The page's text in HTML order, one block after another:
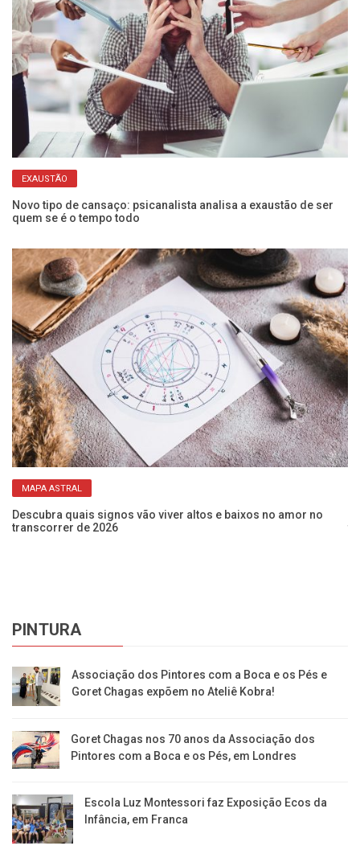
EXAUSTÃO
Novo tipo de cansaço: psicanalista analisa a exaustão de ser
quem se é o tempo todo
MAPA ASTRAL
Descubra quais signos vão viver altos e baixos no amor no
transcorrer de 2026
PINTURA
Associação dos Pintores com a Boca e os Pés e
Goret Chagas expõem no Ateliê Kobra!
Goret Chagas nos 70 anos da Associação dos
Pintores com a Boca e os Pés, em Londres
Escola Luz Montessori faz Exposição Ecos da
Infância, em Franca